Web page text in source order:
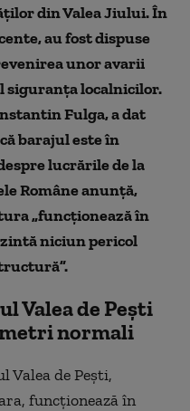
din Valea Jiului. În
au fost dispuse
unor avarii
siguranța localnicilor.
Fulga, a dat
barajul este în
lucrările de la
Române anunță,
„funcționează în
niciun pericol
Valea de Peşti
normali
Valea de Pești,
funcționează în